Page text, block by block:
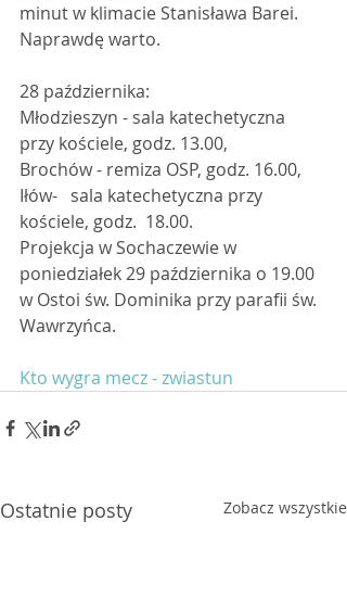
minut w klimacie Stanisława Barei.
Naprawdę warto.
28 października:
Młodzieszyn - sala katechetyczna
przy kościele, godz. 13.00,
Brochów - remiza OSP, godz. 16.00,
Iłów-   sala katechetyczna przy
kościele, godz.  18.00.
Projekcja w Sochaczewie w
poniedziałek 29 października o 19.00
w Ostoi św. Dominika przy parafii św.
Wawrzyńca.
Kto wygra mecz - zwiastun
Ostatnie posty Zobacz wszystkie